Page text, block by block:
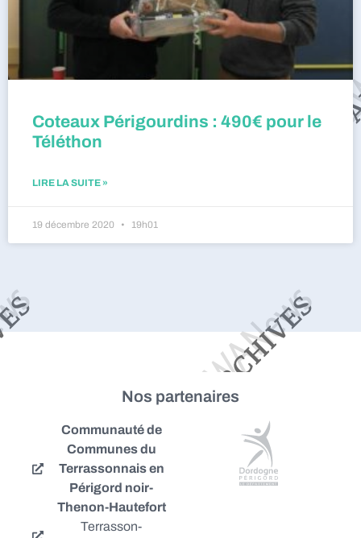
Coteaux Périgourdins : 490€ pour le
Téléthon
LIRE LA SUITE »
19 décembre 2020 19h01
Nos partenaires
Communauté de
Communes du
Terrassonnais en
Périgord noir-
Thenon-Hautefort
Terrasson-